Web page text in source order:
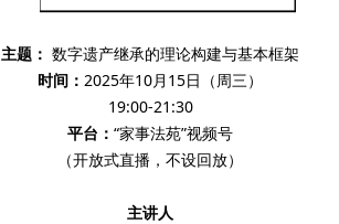
主题： 数字遗产继承的理论构建与基本框架
时间： 2025年10月15日（周三）
19:00-21:30
平台： “家事法苑”视频号
（开放式直播，不设回放）
主讲人